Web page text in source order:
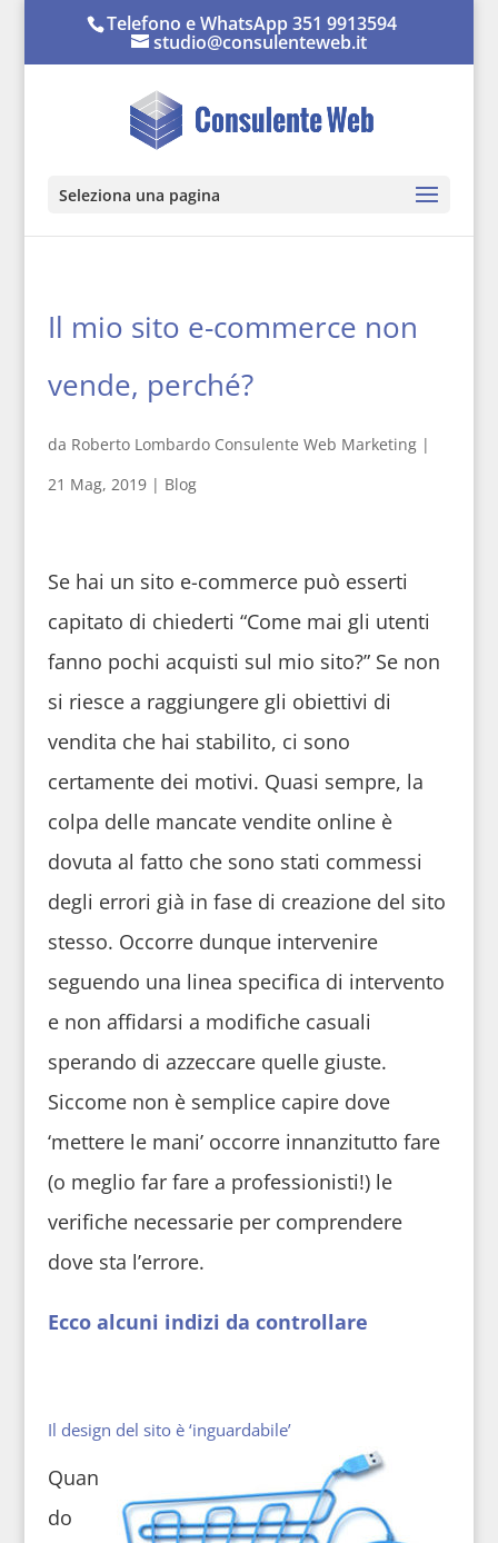
Telefono e WhatsApp 351 9913594
studio@consulenteweb.it
Seleziona una pagina
Il mio sito e-commerce non
vende, perché?
da Roberto Lombardo Consulente Web Marketing|
21 Mag, 2019| Blog
Se hai un sito e-commerce può esserti
capitato di chiederti “Come mai gli utenti
fanno pochi acquisti sul mio sito?” Se non
si riesce a raggiungere gli obiettivi di
vendita che hai stabilito, ci sono
certamente dei motivi. Quasi sempre, la
colpa delle mancate vendite online è
dovuta al fatto che sono stati commessi
degli errori già in fase di creazione del sito
stesso. Occorre dunque intervenire
seguendo una linea specifica di intervento
e non affidarsi a modifiche casuali
sperando di azzeccare quelle giuste.
Siccome non è semplice capire dove
‘mettere le mani’ occorre innanzitutto fare
(o meglio far fare a professionisti!) le
verifiche necessarie per comprendere
dove sta l’errore.
Ecco alcuni indizi da controllare
Il design del sito è ‘inguardabile’
Quan
do